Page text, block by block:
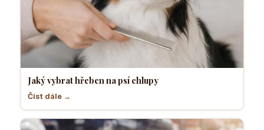
Jaký vybrat hřeben na psí chlupy
Číst dále →